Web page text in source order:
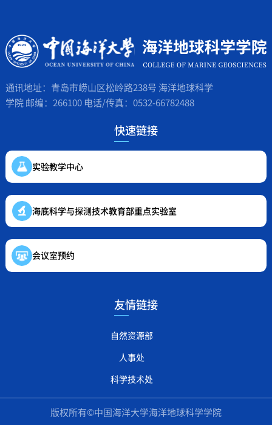
通讯地址：青岛市崂山区松岭路238号 海洋地球科学
学院 邮编：266100 电话/传真：0532-66782488
快速链接
实验教学中心
海底科学与探测技术教育部重点实验室
会议室预约
友情链接
自然资源部
人事处
科学技术处
版权所有©中国海洋大学海洋地球科学学院